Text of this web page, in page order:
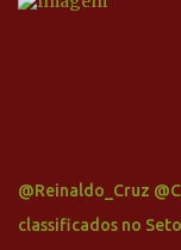
@Reinaldo_Cruz
classificados no